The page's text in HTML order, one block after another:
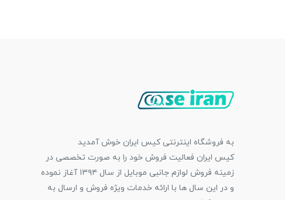
به فروشگاه اینترنتی کیس ایران خوش آمدید
کیس ایران فعالیت فروش خود را به صورت تخصصی در
زمینه فروش لوازم جانبی موبایل از سال ۱۳۹۴ آغاز نموده
و در این سال ها با ارائه خدمات ویژه فروش و ارسال به